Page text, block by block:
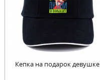
Кепка на подарок девушке